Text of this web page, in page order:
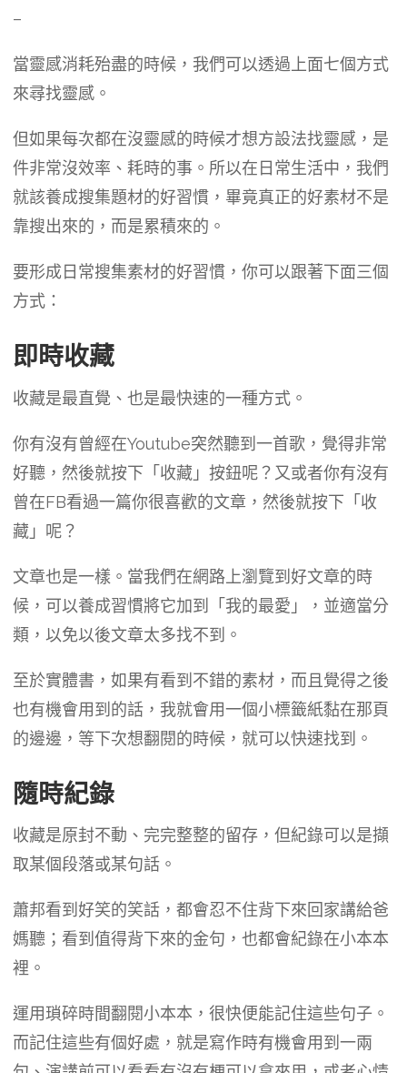
–
當靈感消耗殆盡的時候，我們可以透過上面七個方式
來尋找靈感。
但如果每次都在沒靈感的時候才想方設法找靈感，是
件非常沒效率、耗時的事。所以在日常生活中，我們
就該養成搜集題材的好習慣，畢竟真正的好素材不是
靠搜出來的，而是累積來的。
要形成日常搜集素材的好習慣，你可以跟著下面三個
方式：
即時收藏
收藏是最直覺、也是最快速的一種方式。
你有沒有曾經在Youtube突然聽到一首歌，覺得非常
好聽，然後就按下「收藏」按鈕呢？又或者你有沒有
曾在FB看過一篇你很喜歡的文章，然後就按下「收
藏」呢？
文章也是一樣。當我們在網路上瀏覽到好文章的時
候，可以養成習慣將它加到「我的最愛」，並適當分
類，以免以後文章太多找不到。
至於實體書，如果有看到不錯的素材，而且覺得之後
也有機會用到的話，我就會用一個小標籤紙黏在那頁
的邊邊，等下次想翻閱的時候，就可以快速找到。
隨時紀錄
收藏是原封不動、完完整整的留存，但紀錄可以是擷
取某個段落或某句話。
蕭邦看到好笑的笑話，都會忍不住背下來回家講給爸
媽聽；看到值得背下來的金句，也都會紀錄在小本本
裡。
運用瑣碎時間翻閱小本本，很快便能記住這些句子。
而記住這些有個好處，就是寫作時有機會用到一兩